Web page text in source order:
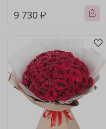
9 730 ₽